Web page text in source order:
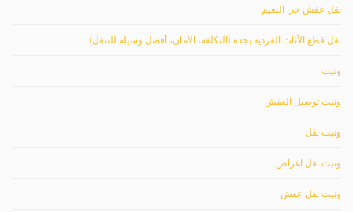
نقل عفش حي النعيم
نقل قطع الأثاث الفردية بجدة (التكلفة، الأمان، أفضل وسيلة للتنقل)
ونيت
ونيت توصيل العفش
ونيت نقل
ونيت نقل اغراض
ونيت نقل عفش